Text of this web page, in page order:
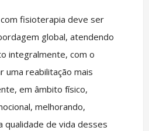
fisioterapia deve ser
global, atendendo
integralmente, com o
uma reabilitação mais
em âmbito físico,
melhorando,
qualidade de vida desses